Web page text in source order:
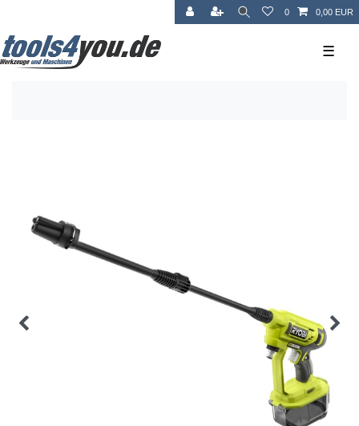
0 0,00 EUR
☰